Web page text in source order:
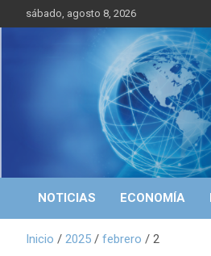
a
n
sábado, agosto 8, 2026
NICALEAKS
Portal de Noticias
NOTICIAS ECONOMÍA
Inicio 2025 febrero 2